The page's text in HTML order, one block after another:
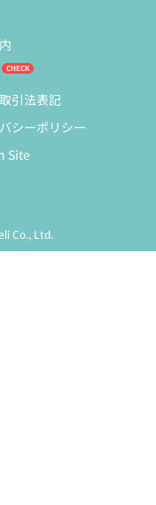
引法表記
シーポリシー
Site
Co., Ltd.